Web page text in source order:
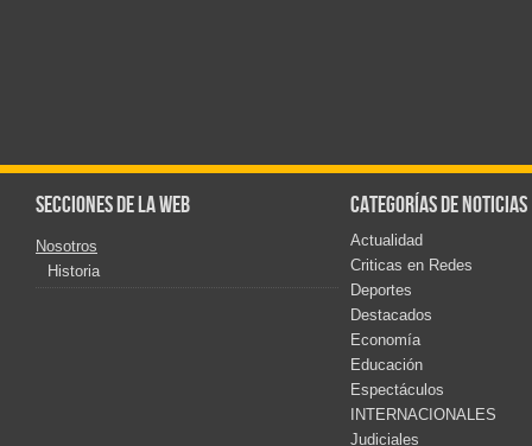
Secciones de la web
Nosotros
Historia
Categorías de noticias
Actualidad
Criticas en Redes
Deportes
Destacados
Economía
Educación
Espectáculos
INTERNACIONALES
Judiciales